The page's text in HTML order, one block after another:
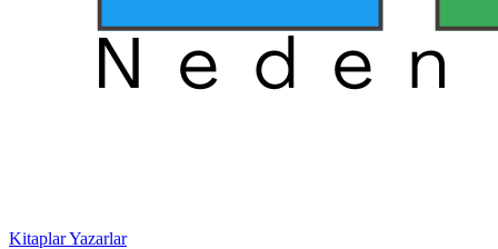
KitaplarYazarlar